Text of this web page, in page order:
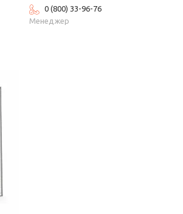
0 (800) 33-96-76
Менеджер